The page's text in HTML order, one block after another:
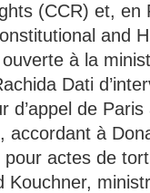
(CCR) et, en
and
à la
Dati
d’appel de
accordant à
actes de
Kouchner,